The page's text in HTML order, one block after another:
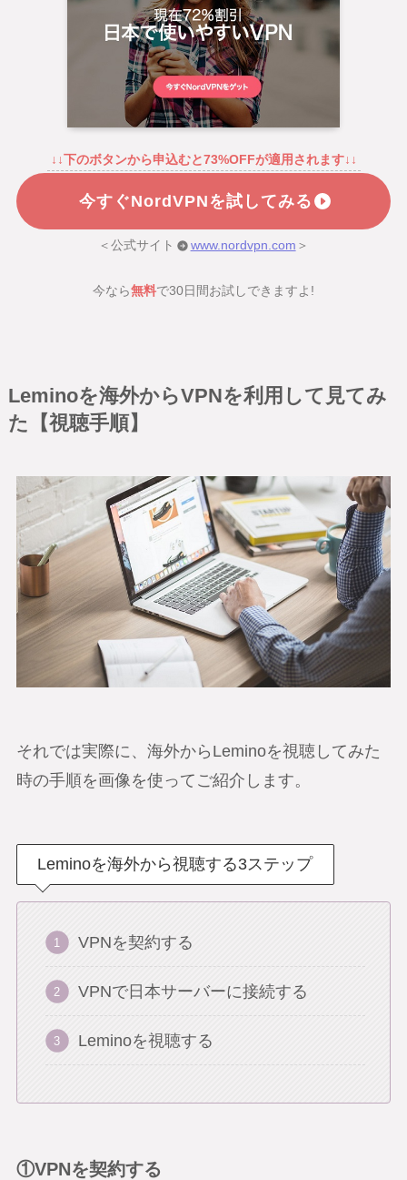
↓↓下のボタンから申込むと73%OFFが適用されます↓↓
今すぐNordVPNを試してみる
＜公式サイト www.nordvpn.com ＞
今なら無料で30日間お試しできますよ!
Leminoを海外からVPNを利用して見てみ
た【視聴手順】
それでは実際に、海外からLeminoを視聴してみた
時の手順を画像を使ってご紹介します。
Leminoを海外から視聴する3ステップ
VPNを契約する
VPNで日本サーバーに接続する
Leminoを視聴する
①VPNを契約する